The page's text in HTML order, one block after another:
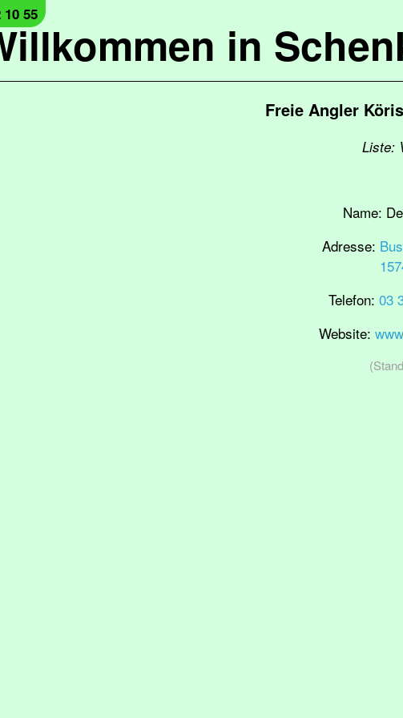
in
55
Freie Angler
Liste:
Name:
Adresse:
Telefon: 03
Website: